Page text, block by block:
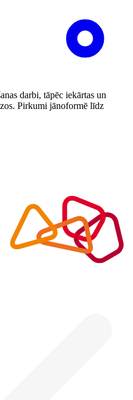
darbi, tāpēc iekārtas un
Pirkumi jānoformē līdz